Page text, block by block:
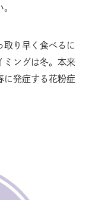
り早く食べるに
ミングは冬。本来
に発症する花粉症